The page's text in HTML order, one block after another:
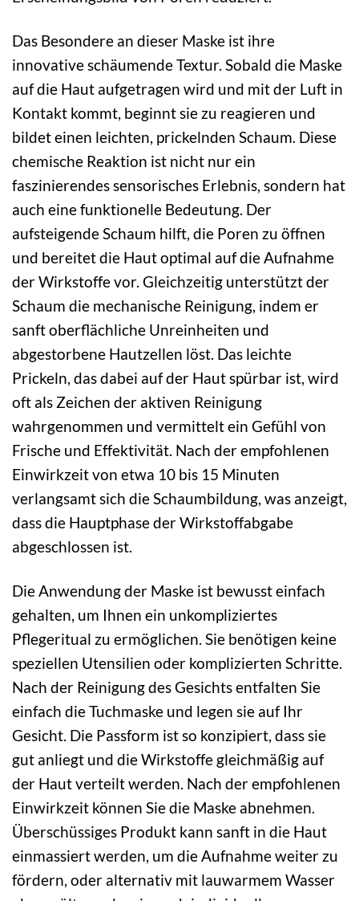
Das Besondere an dieser Maske ist ihre
innovative schäumende Textur. Sobald die Maske
auf die Haut aufgetragen wird und mit der Luft in
Kontakt kommt, beginnt sie zu reagieren und
bildet einen leichten, prickelnden Schaum. Diese
chemische Reaktion ist nicht nur ein
faszinierendes sensorisches Erlebnis, sondern hat
auch eine funktionelle Bedeutung. Der
aufsteigende Schaum hilft, die Poren zu öffnen
und bereitet die Haut optimal auf die Aufnahme
der Wirkstoffe vor. Gleichzeitig unterstützt der
Schaum die mechanische Reinigung, indem er
sanft oberflächliche Unreinheiten und
abgestorbene Hautzellen löst. Das leichte
Prickeln, das dabei auf der Haut spürbar ist, wird
oft als Zeichen der aktiven Reinigung
wahrgenommen und vermittelt ein Gefühl von
Frische und Effektivität. Nach der empfohlenen
Einwirkzeit von etwa 10 bis 15 Minuten
verlangsamt sich die Schaumbildung, was anzeigt,
dass die Hauptphase der Wirkstoffabgabe
abgeschlossen ist.
Die Anwendung der Maske ist bewusst einfach
gehalten, um Ihnen ein unkompliziertes
Pflegeritual zu ermöglichen. Sie benötigen keine
speziellen Utensilien oder komplizierten Schritte.
Nach der Reinigung des Gesichts entfalten Sie
einfach die Tuchmaske und legen sie auf Ihr
Gesicht. Die Passform ist so konzipiert, dass sie
gut anliegt und die Wirkstoffe gleichmäßig auf
der Haut verteilt werden. Nach der empfohlenen
Einwirkzeit können Sie die Maske abnehmen.
Überschüssiges Produkt kann sanft in die Haut
einmassiert werden, um die Aufnahme weiter zu
fördern, oder alternativ mit lauwarmem Wasser